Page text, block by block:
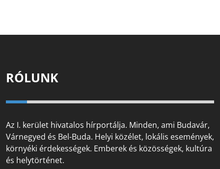
RÓLUNK
Az I. kerület hivatalos hírportálja. Minden, ami Budavár,
Várnegyed és Bel-Buda. Helyi közélet, lokális események,
környéki érdekességek. Emberek és közösségek, kultúra
és helytörténet.